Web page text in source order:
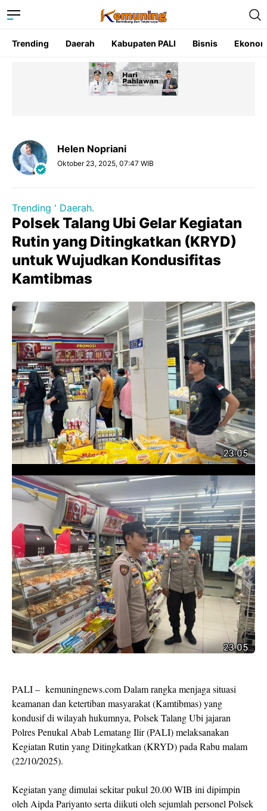
Trending Daerah Kabupaten PALI Bisnis
Helen Nopriani
Oktober 23, 2025, 07:47 WIB
Trending ' Daerah.
Polsek Talang Ubi Gelar Kegiatan
Rutin yang Ditingkatkan (KRYD)
untuk Wujudkan Kondusifitas
Kamtibmas
PALI – kemuningnews.com Dalam rangka menjaga situasi
keamanan dan ketertiban masyarakat (Kamtibmas) yang
kondusif di wilayah hukumnya, Polsek Talang Ubi jajaran
Polres Penukal Abab Lematang Ilir (PALI) melaksanakan
Kegiatan Rutin yang Ditingkatkan (KRYD) pada Rabu malam
(22/10/2025).
Kegiatan yang dimulai sekitar pukul 20.00 WIB ini dipimpin
oleh Aipda Pariyanto serta diikuti oleh sejumlah personel Polsek